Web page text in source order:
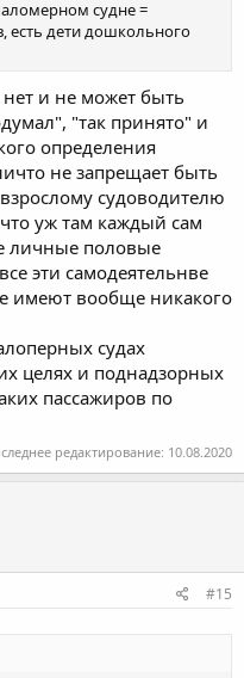
судне =
есть дети дошкольного
и не может быть
"так принято" и
определения
не запрещает быть
судоводителю
уж там каждый сам
личные половые
эти самодеятельнве
имеют вообще никакого
судах
целях и поднадзорных
пассажиров по
редактирование: 10.08.2020
#15